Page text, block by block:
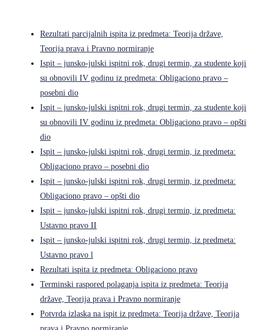
Rezultati parcijalnih ispita iz predmeta: Teorija države,
Teorija prava i Pravno normiranje
Ispit – junsko-julski ispitni rok, drugi termin, za studente koji
su obnovili IV godinu iz predmeta: Obligaciono pravo –
posebni dio
Ispit – junsko-julski ispitni rok, drugi termin, za studente koji
su obnovili IV godinu iz predmeta: Obligaciono pravo – opšti
dio
Ispit – junsko-julski ispitni rok, drugi termin, iz predmeta:
Obligaciono pravo – posebni dio
Ispit – junsko-julski ispitni rok, drugi termin, iz predmeta:
Obligaciono pravo – opšti dio
Ispit – junsko-julski ispitni rok, drugi termin, iz predmeta:
Ustavno pravo II
Ispit – junsko-julski ispitni rok, drugi termin, iz predmeta:
Ustavno pravo l
Rezultati ispita iz predmeta: Obligaciono pravo
Terminski raspored polaganja ispita iz predmeta: Teorija
države, Teorija prava i Pravno normiranje
Potvrda izlaska na ispit iz predmeta: Teorija države, Teorija